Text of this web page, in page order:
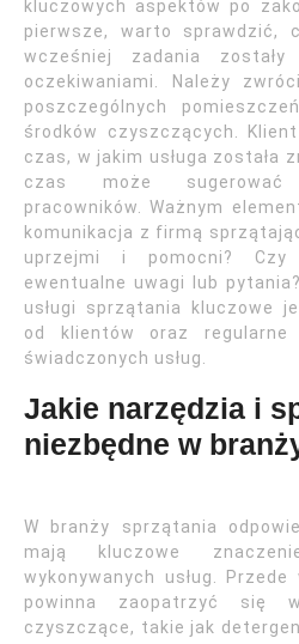
kluczowych aspektów po
pierwsze, warto sprawdzić,
wcześniej zadania
oczekiwaniami. Należy
poszczególnych
środków czyszczących.
czas, w jakim usługa została
czas może sugerować
pracowników. Ważnym
komunikacja z firmą
uprzejmi i pomocni? Czy
ewentualne uwagi lub
usługi sprzątania kluczowe
od klientów oraz regularne
świadczonych usług.
Jakie narzędzia i
niezbędne w
W branży sprzątania
mają kluczowe
wykonywanych usług.
powinna zaopatrzyć się
czyszczące, takie jak